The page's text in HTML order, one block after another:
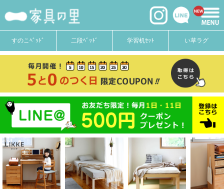
すのこﾍﾞｯﾄﾞ 二段ﾍﾞｯﾄﾞ 学習机ｾｯﾄ い草ラグ